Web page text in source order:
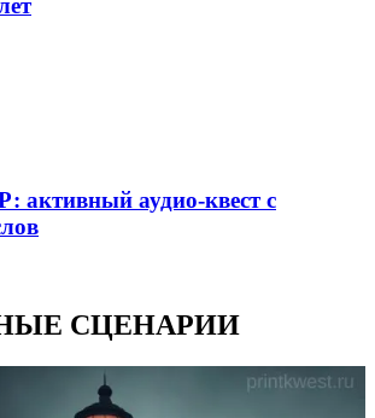
аудио-квест с
СЦЕНАРИИ